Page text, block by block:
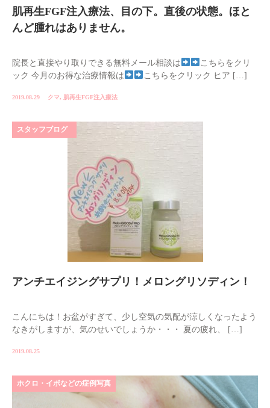
肌再生FGF注入療法、目の下。直後の状態。ほと
んど腫れはありません。
院長と直接やり取りできる無料メール相談は
こちらをクリ
ック 今月のお得な治療情報は
こちらをクリック ヒア […]
2019.08.29 クマ, 肌再生FGF注入療法
スタッフブログ
アンチエイジングサプリ！メロングリソディン！
こんにちは！お盆がすぎて、少し空気の気配が涼しくなったよう
なきがしますが、気のせいでしょうか・・・ 夏の疲れ、 […]
2019.08.25
ホクロ・イボなどの症例写真